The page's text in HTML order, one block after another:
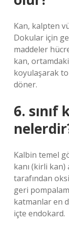
Kan, kalpten
Dokular için
maddeler
kan,
koyulaşarak
döner.
6.
Kalbin temel
kanı (kirli
tarafından
geri
katmanlar en
içte endokard.